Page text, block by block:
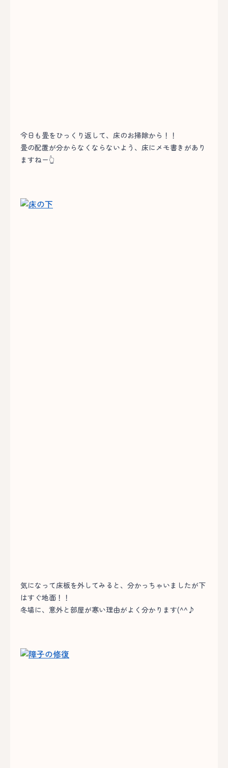
今日も畳をひっくり返して、床のお掃除から！！
畳の配置が分からなくならないよう、床にメモ書きがあり
ますねー👆
気になって床板を外してみると、分かっちゃいましたが下
はすぐ地面！！
冬場に、意外と部屋が寒い理由がよく分かります(^^♪